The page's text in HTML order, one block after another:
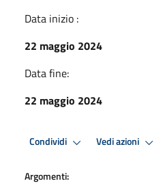
Data inizio :
22 maggio 2024
Data fine:
22 maggio 2024
Condividi Vedi azioni
Argomenti: